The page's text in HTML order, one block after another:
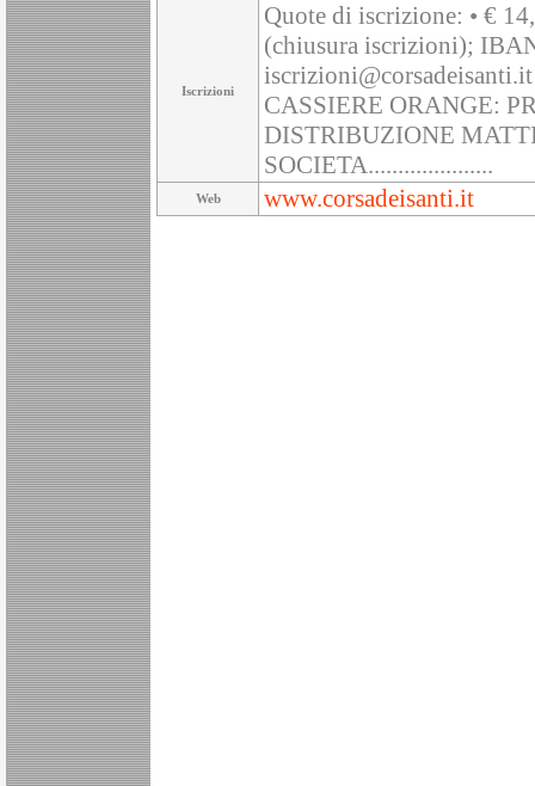
Iscrizioni
Quote di iscrizione: • €
(chiusura iscrizioni);
CASSIERE ORANGE:
DISTRIBUZIONE
SOCIETA.....................
Web www.corsadeisanti.it